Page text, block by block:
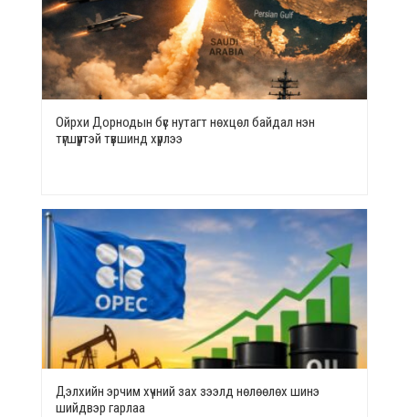
Ойрхи Дорнодын бүс нутагт нөхцөл байдал нэн
түгшүүртэй түвшинд хүрлээ
Дэлхийн эрчим хүчний зах зээлд нөлөөлөх шинэ
шийдвэр гарлаа